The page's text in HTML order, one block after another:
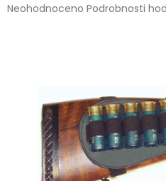
Průměrné
hvězdiček.
Neohodnoceno Podrobnosti